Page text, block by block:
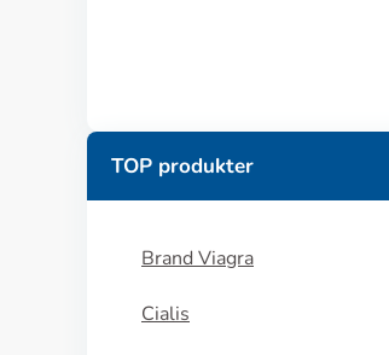
TOP produkter
Brand Viagra
Cialis